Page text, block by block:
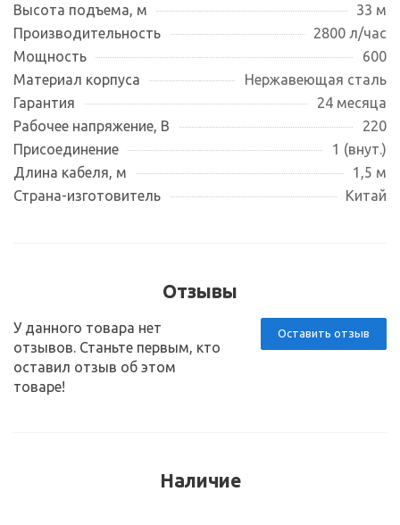
Высота подъема, м
33 м
Производительность
2800 л/час
Мощность
600
Материал корпуса
Нержавеющая сталь
Гарантия
24 месяца
Рабочее напряжение, В
220
Присоединение
1 (внут.)
Длина кабеля, м
1,5 м
Страна-изготовитель
Китай
Отзывы
Оставить отзыв
У данного товара нет
отзывов. Станьте первым, кто
оставил отзыв об этом
товаре!
Наличие